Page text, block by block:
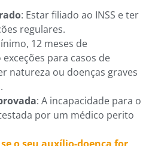
: Estar filiado ao INSS e ter
regulares.
12 meses de
para casos de
natureza ou doenças graves
: A incapacidade para o
por um médico perito